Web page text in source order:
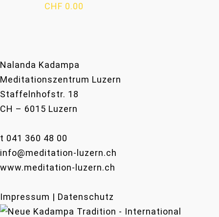
CHF 0.00
Nalanda Kadampa
Meditationszentrum Luzern
Staffelnhofstr. 18
CH – 6015 Luzern
t 041 360 48 00
info@meditation-luzern.ch
www.meditation-luzern.ch
Impressum | Datenschutz